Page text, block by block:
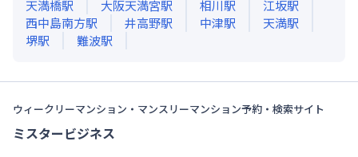
天満橋駅 大阪天満宮駅 相川駅 江坂駅
西中島南方駅 井高野駅 中津駅 天満駅
堺駅 難波駅
ウィークリーマンション・マンスリーマンション予約・検索サイト
ミスタービジネス